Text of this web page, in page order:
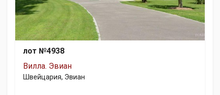
лот №4938
Вилла. Эвиан
Швейцария, Эвиан